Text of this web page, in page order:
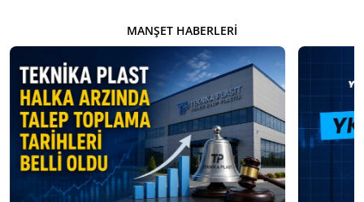
MANŞET HABERLERI